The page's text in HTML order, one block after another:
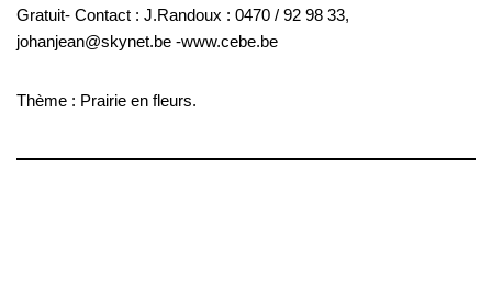
Gratuit- Contact : J.Randoux : 0470 / 92 98 33,
johanjean@skynet.be -www.cebe.be
Thème : Prairie en fleurs.